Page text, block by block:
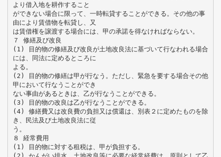
より借入地を耕作すること
ができない場合に限って、一時転貸することができる。その他の事
由により賃借物を転貸し、又
は賃借権を譲渡する場合には、甲の承諾を得なければならない。
７ 修繕及び改良
(1) 目的物の修繕及び改良が土地改良法に基づいて行なわれる場合
には、同法に定めるところに
よる。
(2) 目的物の修繕は甲が行なう。ただし、緊急を要する場合その他
甲において行なうことができ
ない事由があるときは、乙が行なうことができる。
(3) 目的物の改良は乙が行なうことができる。
(4) 修繕費又は改良費の負担又は償還は、別表２に定めたものを除
き、民法及び土地改良法に従
う。
８ 経常費用
(1) 目的物に対する租税は、甲が負担する。
(2) かんがい排水、土地改良等に必要な経常経費は、原則として乙